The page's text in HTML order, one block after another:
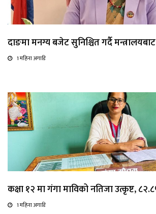
दाङमा मनग्य बजेट सुनिश्चित गर्दै
1 महिना अगाडि
कक्षा १२ मा गंगा माविको नतिजा उत्कृष्ट,
1 महिना अगाडि